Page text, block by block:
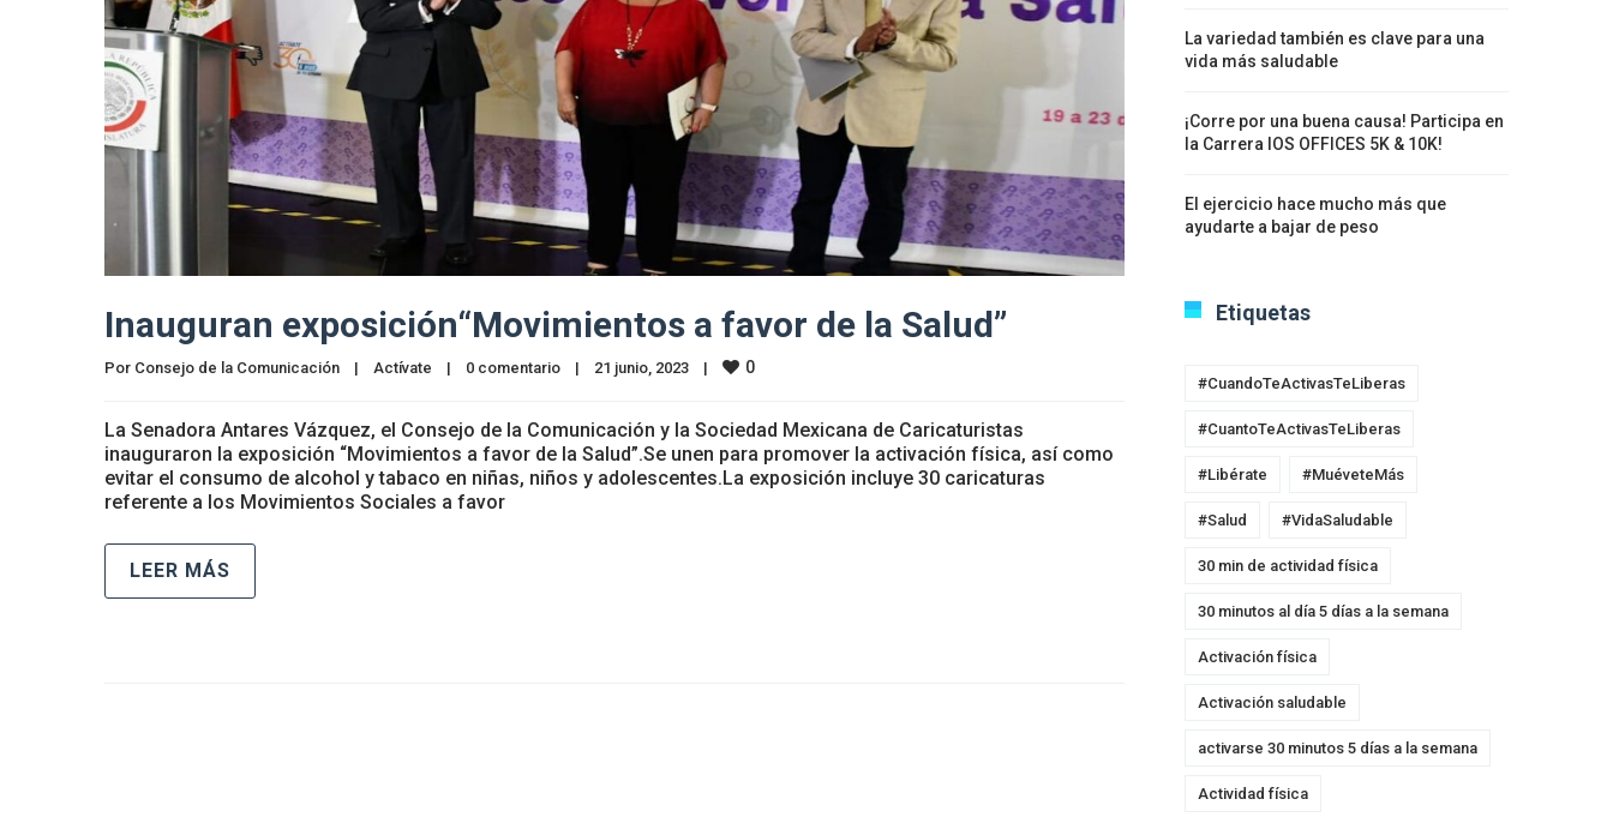
Inauguran exposición“Movimientos a favor de la Salud”
Por Consejo de la Comunicación | Actívate | 0 comentario | 21 junio, 2023 | 0
La Senadora Antares Vázquez, el Consejo de la Comunicación y la Sociedad Mexicana de Caricaturistas
inauguraron la exposición “Movimientos a favor de la Salud”.Se unen para promover la activación física, así como
evitar el consumo de alcohol y tabaco en niñas, niños y adolescentes.La exposición incluye 30 caricaturas
referente a los Movimientos Sociales a favor
LEER MÁS
La variedad también es clave para una
vida más saludable
¡Corre por una buena causa! Participa en
la Carrera IOS OFFICES 5K & 10K!
El ejercicio hace mucho más que
ayudarte a bajar de peso
Etiquetas
#CuandoTeActivasTeLiberas
#CuantoTeActivasTeLiberas
#Libérate #MuéveteMás
#Salud #VidaSaludable
30 min de actividad física
30 minutos al día 5 días a la semana
Activación física
Activación saludable
activarse 30 minutos 5 días a la semana
Actividad física